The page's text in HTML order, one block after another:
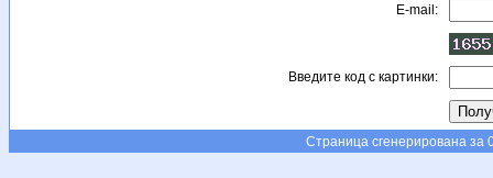
E-mail:
Введите код с картинки:
Страница сгенерирована за